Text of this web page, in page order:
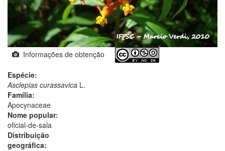
Informações de obtenção
Espécie:
Asclepias curassavica L.
Família:
Apocynaceae
Nome popular:
oficial-de-sala
Distribuição
geográfica: